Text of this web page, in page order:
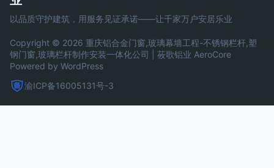
以品质守护建筑，用服务见证承诺——让千家万户安居乐业
Copyright © 2026 重庆铝合金门窗,玻璃幕墙工程-不锈钢栏杆,塑
钢门窗,玻璃栏杆制作安装一体化公司 | 莜歌铝业 AeroCore
Powered by WordPress
渝ICP备16005131号-3